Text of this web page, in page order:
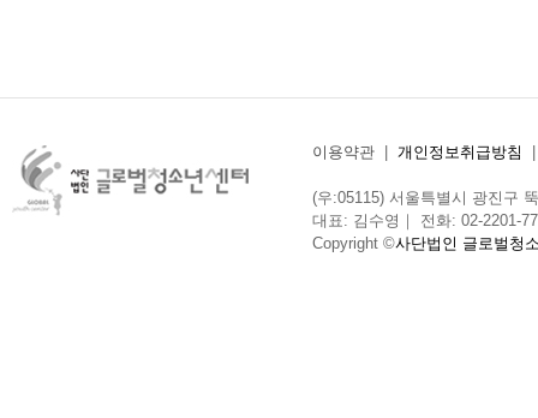
이용약관 개인정보취급방침
(우:05115) 서울특별시 광진구
대표: 김수영｜ 전화: 02-2201-
Copyright ©사단법인 글로벌청